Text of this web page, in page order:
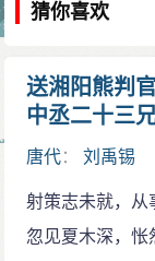
猜你喜欢
送湘阳熊判
中丞二十三
唐代：刘禹锡
射策志未就，从
忽见夏木深，怅